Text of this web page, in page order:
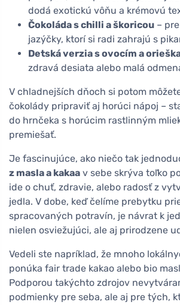
dodá exotickú vôňu a krémovú
Čokoláda s chilli a škoricou –
jazýčky, ktorí si radi zahrajú s
Detská verzia s ovocím a
zdravá desiata alebo malá
V chladnejších dňoch si potom
čokolády pripraviť aj horúci nápoj –
do hrnčeka s horúcim rastlinným
premiešať.
Je fascinujúce, ako niečo tak
z masla a kakaa v sebe skrýva toľko
ide o chuť, zdravie, alebo radosť z
jedla. V dobe, keď čelíme prebytku
spracovaných potravín, je návrat k
nielen osviežujúci, ale aj prirodzene
Vedeli ste napríklad, že mnoho
ponúka fair trade kakao alebo bio
Podporou takýchto zdrojov
podmienky pre seba, ale aj pre tých,